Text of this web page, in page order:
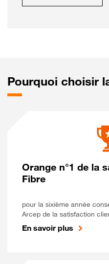
Pourquoi choisir
Orange n°1 de la
Fibre
pour la sixième année
Arcep de la satisfaction
En savoir plus